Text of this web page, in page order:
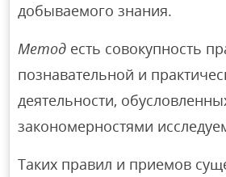
добываемого знания.
Метод есть совокупность
познавательной и
деятельности,
закономерностями
Таких правил и приемов